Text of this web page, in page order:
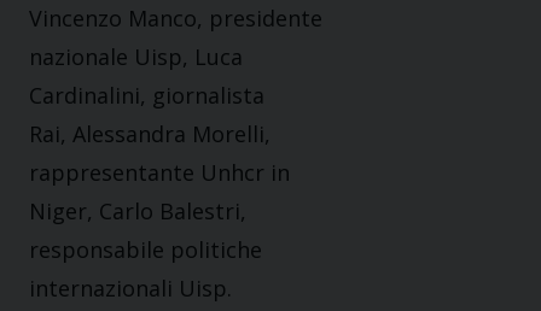
Vincenzo Manco, presidente
nazionale Uisp, Luca
Cardinalini, giornalista
Rai, Alessandra Morelli,
rappresentante Unhcr in
Niger, Carlo Balestri,
responsabile politiche
internazionali Uisp.